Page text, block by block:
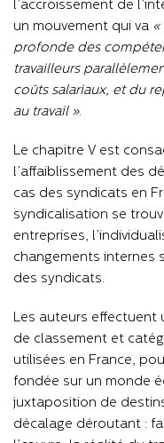
l’accroissement de
un mouvement qui va «
profonde des
travailleurs
coûts salariaux, et du
au travail ».
Le chapitre V est
l’affaiblissement des
cas des syndicats en
syndicalisation se
entreprises,
changements internes
des syndicats.
Les auteurs effectuent
de classement et
utilisées en France,
fondée sur un monde
juxtaposition de
décalage déroutant :